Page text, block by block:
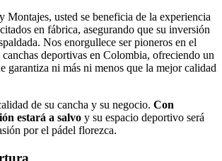
Montajes, usted se beneficia de la experiencia
en fábrica, asegurando que su inversión
Nos enorgullece ser pioneros en el
deportivas en Colombia, ofreciendo un
garantiza ni más ni menos que la mejor calidad
de su cancha y su negocio. Con
estará a salvo y su espacio deportivo será
por el pádel florezca.